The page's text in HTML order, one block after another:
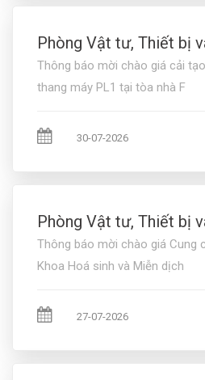
Phòng Vật tư, Thiết bị
Thông báo mời chào giá cải
thang máy PL1 tại tòa nhà F
30-07-2026
Phòng Vật tư, Thiết bị
Thông báo mời chào giá Cung
Khoa Hoá sinh và Miễn dịch
27-07-2026